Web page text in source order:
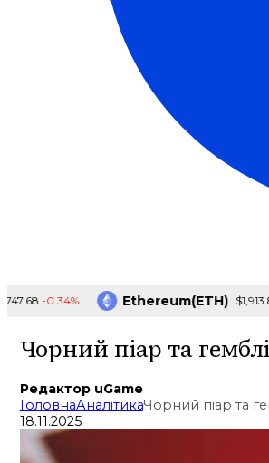
-0.34% Ethereum(ETH) $1,913.83 -
Чорний піар та
Редактор uGame
ГоловнаАналітикаЧорний піар та
18.11.2025